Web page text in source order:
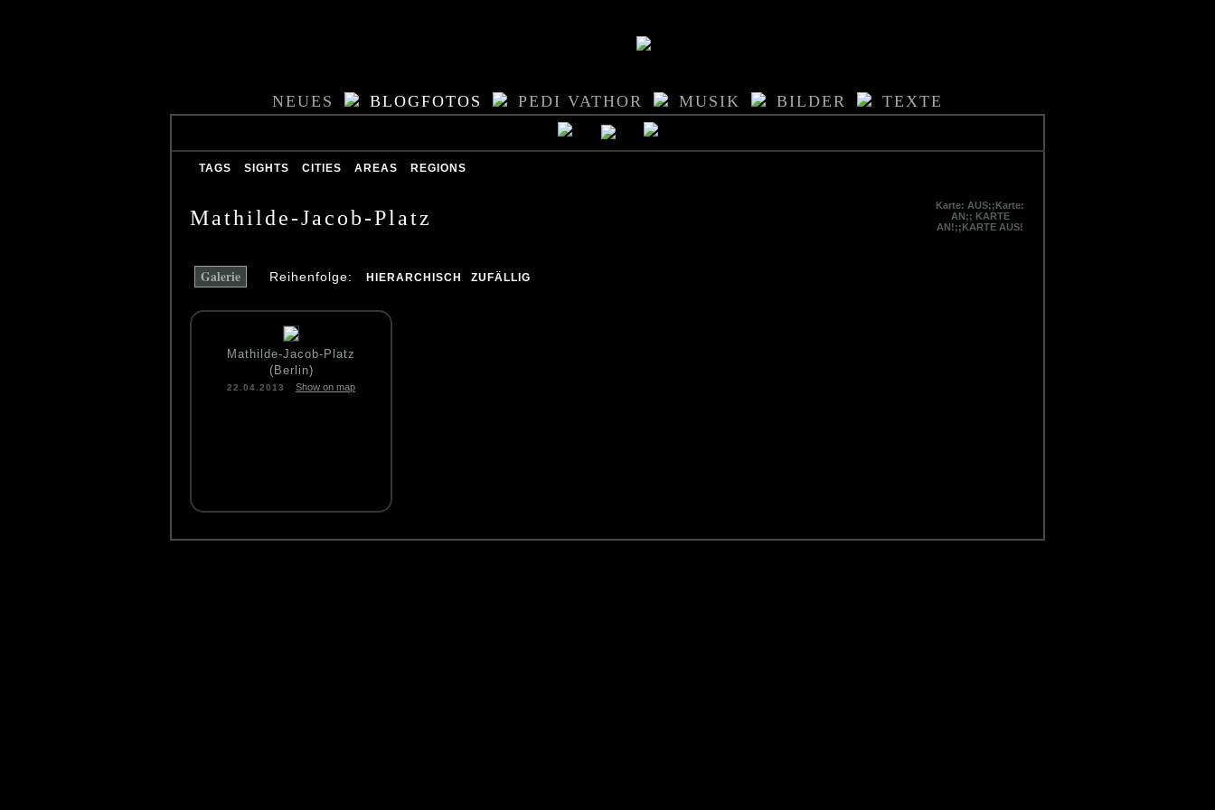
NEUES BLOGFOTOS PEDI VATHOR MUSIK BILDER TEXTE
TAGS SIGHTS CITIES AREAS REGIONS
Karte: AUS;;Karte:
AN;; KARTE
AN!;;KARTE AUS!
Mathilde-Jacob-Platz
Galerie Reihenfolge: HIERARCHISCH ZUFÄLLIG
Mathilde-Jacob-Platz
(Berlin)
22.04.2013 Show on map